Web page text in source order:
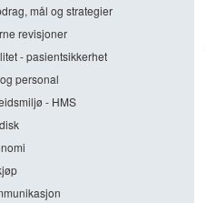
mål og strategier
revisjoner
- pasientsikkerhet
personal
- HMS